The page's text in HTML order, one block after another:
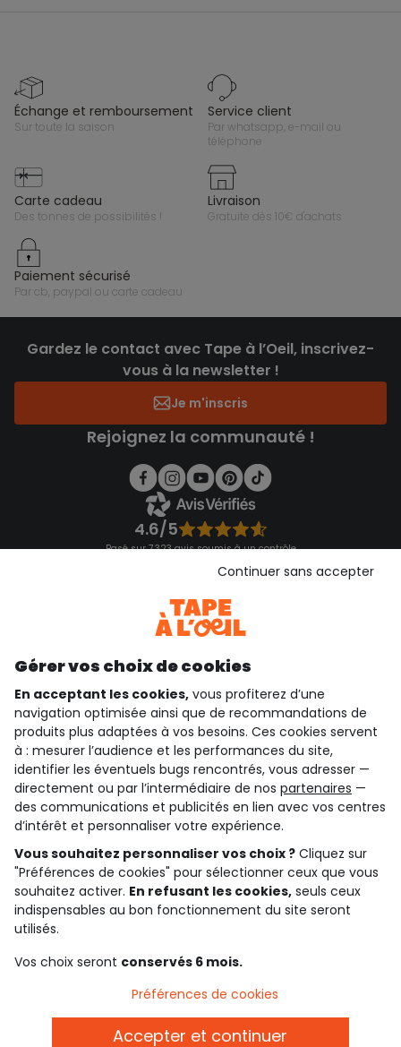
échange et remboursement
sur toute la saison
service client
par whatsapp, e-mail ou
téléphone
carte cadeau
des tonnes de possibilités !
livraison
gratuite dès 10€ d'achats
paiement sécurisé
par cb, paypal ou carte cadeau
Gardez le contact avec Tape à l’Oeil, inscrivez-
vous à la newsletter !
Je m'inscris
Rejoignez la communauté !
4.6/5
Basé sur 7 323 avis soumis à un contrôle
Consulter les CGU
qui sommes-nous ?
besoin d'aide ?
le club fidélité
notre catalogue
Conditions générales de ventes et d'utilisation
Conditions d’utilisation des réseaux sociaux
Politique de confidentialité
Cookies et données personnelles
Paramètres des cookies
Gérer vos choix de cookies
En acceptant les cookies, vous profiterez d’une
navigation optimisée ainsi que de recommandations de
produits plus adaptées à vos besoins. Ces cookies servent
à : mesurer l’audience et les performances du site,
identifier les éventuels bugs rencontrés, vous adresser —
directement ou par l’intermédiaire de nos partenaires —
des communications et publicités en lien avec vos centres
d’intérêt et personnaliser votre expérience.
Vous souhaitez personnaliser vos choix ? Cliquez sur
"Préférences de cookies" pour sélectionner ceux que vous
souhaitez activer. En refusant les cookies, seuls ceux
indispensables au bon fonctionnement du site seront
utilisés.
Vos choix seront conservés 6 mois.
Continuer sans accepter
Préférences de cookies
Accepter et continuer